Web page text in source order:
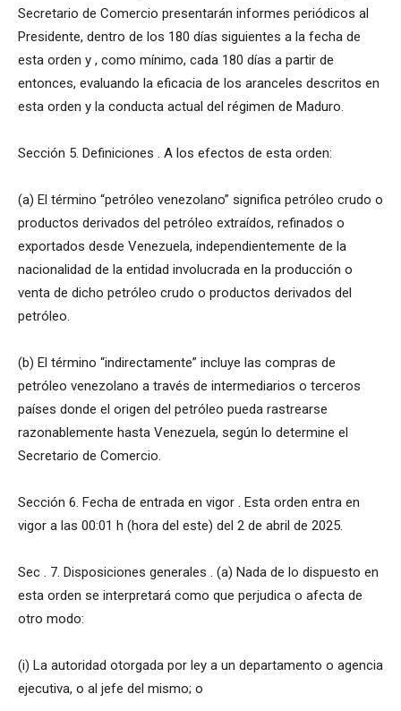
Secretario de Comercio presentarán informes periódicos al
Presidente, dentro de los 180 días siguientes a la fecha de
esta orden y , como mínimo, cada 180 días a partir de
entonces, evaluando la eficacia de los aranceles descritos en
esta orden y la conducta actual del régimen de Maduro.
Sección 5. Definiciones . A los efectos de esta orden:
(a) El término “petróleo venezolano” significa petróleo crudo o
productos derivados del petróleo extraídos, refinados o
exportados desde Venezuela, independientemente de la
nacionalidad de la entidad involucrada en la producción o
venta de dicho petróleo crudo o productos derivados del
petróleo.
(b) El término “indirectamente” incluye las compras de
petróleo venezolano a través de intermediarios o terceros
países donde el origen del petróleo pueda rastrearse
razonablemente hasta Venezuela, según lo determine el
Secretario de Comercio.
Sección 6. Fecha de entrada en vigor . Esta orden entra en
vigor a las 00:01 h (hora del este) del 2 de abril de 2025.
Sec . 7. Disposiciones generales . (a) Nada de lo dispuesto en
esta orden se interpretará como que perjudica o afecta de
otro modo:
(i) La autoridad otorgada por ley a un departamento o agencia
ejecutiva, o al jefe del mismo; o